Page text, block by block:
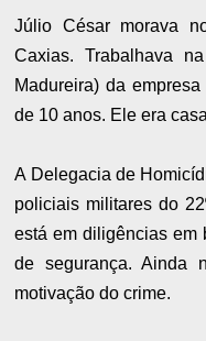
Júlio César morava
Caxias. Trabalhava
Madureira) da
de 10 anos. Ele era
A Delegacia de
policiais militares do
está em diligências em
de segurança. Ainda
motivação do crime.